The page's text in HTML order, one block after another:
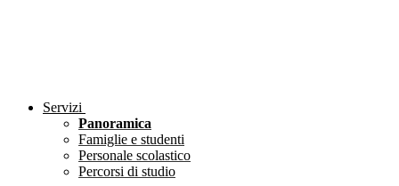
Servizi
Panoramica
Famiglie e studenti
Personale scolastico
Percorsi di studio